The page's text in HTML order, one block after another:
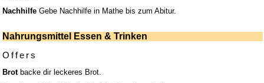
Nachhilfe Gebe Nachhilfe in Mathe bis zum Abitur.
Nahrungsmittel Essen & Trinken
Offers
Brotbacke dir leckeres Brot.